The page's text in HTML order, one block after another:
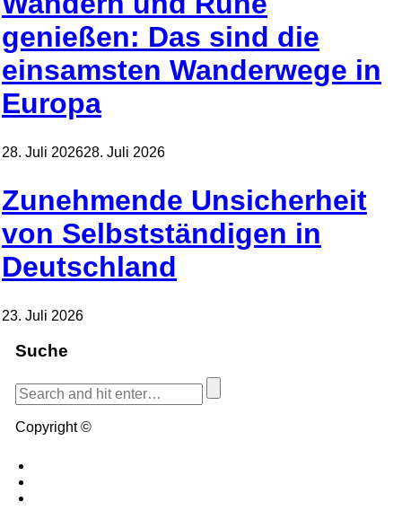
genießen: Das sind die
einsamsten Wanderwege in
Europa
28. Juli 202628. Juli 2026
Zunehmende Unsicherheit
von Selbstständigen in
Deutschland
23. Juli 2026
Suche
Copyright ©